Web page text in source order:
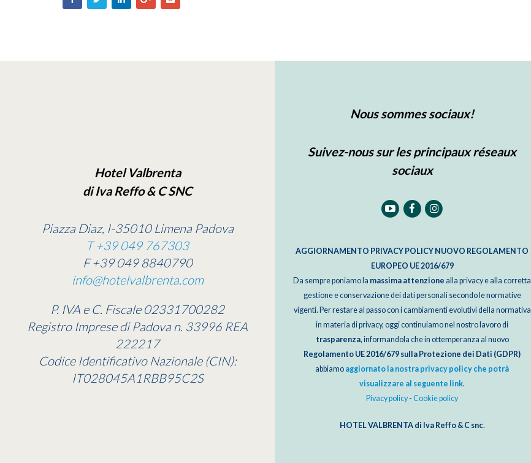
Hotel Valbrenta
di Iva Reffo & C SNC
Piazza Diaz, I-35010 Limena Padova
T +39 049 767303
F +39 049 8840790
info@hotelvalbrenta.com
P. IVA e C. Fiscale 02331700282
Registro Imprese di Padova n. 33996 REA
222217
Codice Identificativo Nazionale (CIN):
IT028045A1RBB95C2S
Nous sommes sociaux!
Suivez-nous sur les principaux réseaux
sociaux
AGGIORNAMENTO PRIVACY POLICY NUOVO REGOLAMENTO
EUROPEO UE 2016/679
Da sempre poniamo la massima attenzione alla privacy e alla corretta
gestione e conservazione dei dati personali secondo le normative
vigenti. Per restare al passo con i cambiamenti evolutivi della normativa
in materia di privacy, oggi continuiamo nel nostro lavoro di
trasparenza, informandola che in ottemperanza al nuovo
Regolamento UE 2016/679 sulla Protezione dei Dati (GDPR)
abbiamo aggiornato la nostra privacy policy che potrà
visualizzare al seguente link.
Pivacy policy- Cookie policy
HOTEL VALBRENTA di Iva Reffo & C snc.